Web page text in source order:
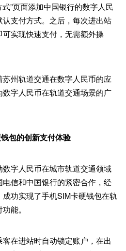
式”页面添加中国银行的数字人民
支付方式。之后，每次进出站
实现快速支付，无需额外操
州轨道交通在数字人民币的应
字人民币在轨道交通场景的广
包的创新支付体验
字人民币在城市轨道交通领域
信和中国银行的紧密合作，经
功实现了手机SIM卡硬钱包在轨
能。
在进站时自动锁定账户，在出